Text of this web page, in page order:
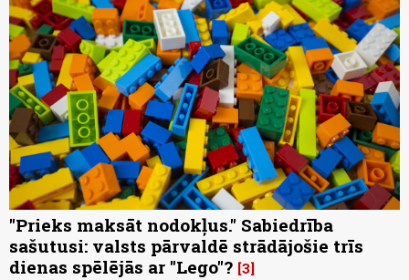
"Prieks maksāt nodokļus." Sabiedrība
sašutusi: valsts pārvaldē strādājošie trīs
dienas spēlējās ar "Lego"? 3